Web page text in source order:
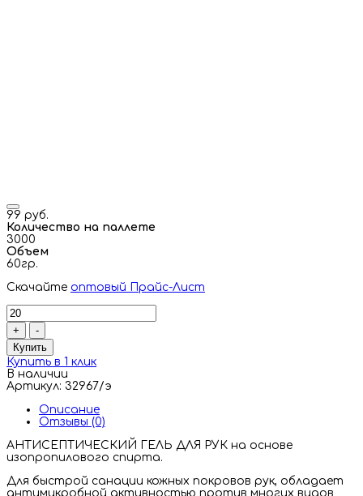
99 руб.
Количество на паллете
3000
Объем
60гр.
Скачайте оптовый Прайс-Лист
+
-
Купить
Купить в 1 клик
В наличии
Артикул: 32967/э
Описание
Отзывы (0)
АНТИСЕПТИЧЕСКИЙ ГЕЛЬ ДЛЯ РУК на основе
изопропилового спирта.
Для быстрой санации кожных покровов рук, обладает
антимикробной активностью против многих видов